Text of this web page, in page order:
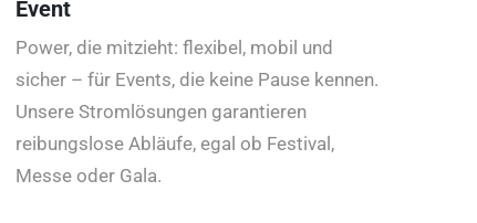
Event
Power, die mitzieht: flexibel, mobil und
sicher – für Events, die keine Pause kennen.
Unsere Stromlösungen garantieren
reibungslose Abläufe, egal ob Festival,
Messe oder Gala.